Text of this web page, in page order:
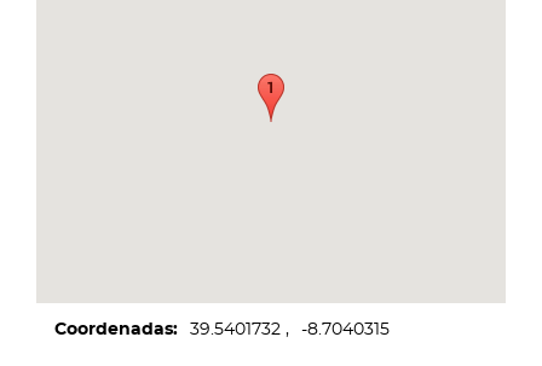
Coordenadas 39.5401732 -8.7040315